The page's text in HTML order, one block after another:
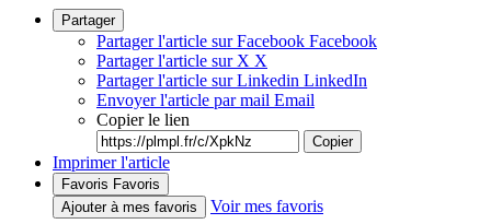
Partager
Partager l'article sur Facebook Facebook
Partager l'article sur X X
Partager l'article sur Linkedin LinkedIn
Envoyer l'article par mail Email
Copier le lien
Copier
Imprimer l'article
Favoris Favoris
Ajouter à mes favoris
Voir mes favoris